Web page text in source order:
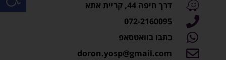
דרך חיפה 44, קריית אתא
072-2160095
כתבו בוואטסאפ
doron.yosp@gmail.com